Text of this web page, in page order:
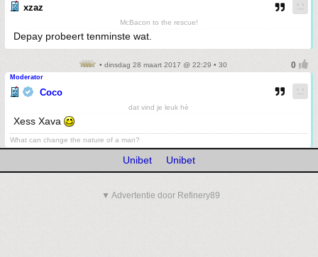
xzaz
McBacon to the rescue!
Depay probeert tenminste wat.
• dinsdag 28 maart 2017 @ 22:29 • 30
Moderator
Coco
dat vind je leuk hè
Xess Xava
What can change the nature of a man?
Unibet Unibet
▼ Advertentie door Refinery89